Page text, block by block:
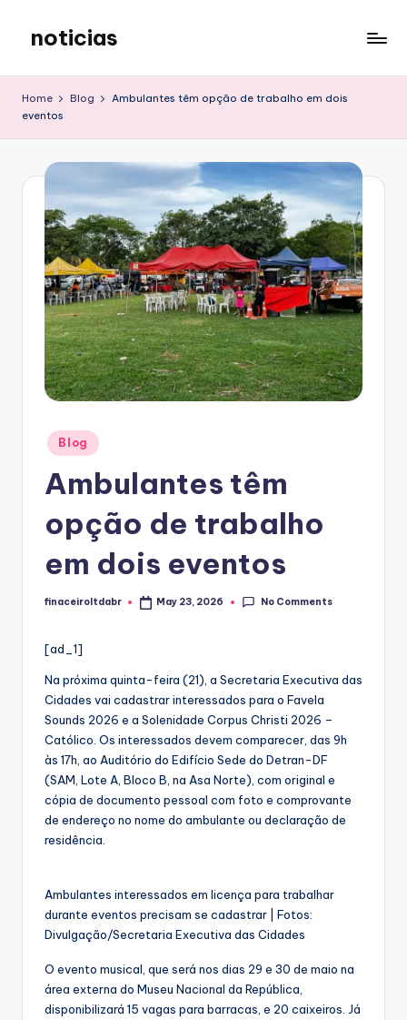
content
noticias
Home Blog
Ambulantes têm opção de trabalho em dois
eventos
Posted
in
Blog
Ambulantes têm
opção de trabalho
em dois eventos
Posted
finaceiroltdabr May 23, 2026 No Comments
[ad_1]
Na próxima quinta-feira (21), a Secretaria Executiva das
Cidades vai cadastrar interessados para o Favela
Sounds 2026 e a Solenidade Corpus Christi 2026 –
Católico. Os interessados devem comparecer, das 9h
às 17h, ao Auditório do Edifício Sede do Detran-DF
(SAM, Lote A, Bloco B, na Asa Norte), com original e
cópia de documento pessoal com foto e comprovante
de endereço no nome do ambulante ou declaração de
residência.
Ambulantes interessados em licença para trabalhar
durante eventos precisam se cadastrar | Fotos:
Divulgação/Secretaria Executiva das Cidades
O evento musical, que será nos dias 29 e 30 de maio na
área externa do Museu Nacional da República,
disponibilizará 15 vagas para barracas, e 20 caixeiros. Já